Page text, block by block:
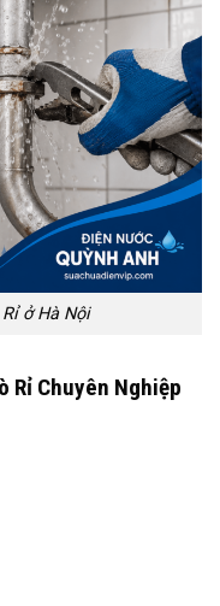
ở Hà Nội
Rỉ Chuyên Nghiệp